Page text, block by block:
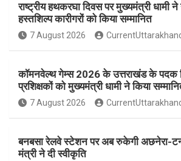
राष्ट्रीय हथकरघा दिवस पर मुख्यमंत्री धामी
हस्तशिल्प कारीगरों को किया सम्मानित
7 August 2026
कॉमनवेल्थ गेम्स 2026 के उत्तराखंड के
प्रशिक्षकों को मुख्यमंत्री धामी ने किया
7 August 2026
बनबसा रेलवे स्टेशन पर अब रुकेगी अछनेरा-
मंत्री ने दी स्वीकृति